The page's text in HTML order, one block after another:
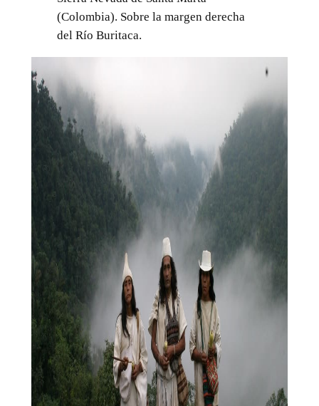
(Colombia). Sobre la margen derecha
del Río Buritaca.